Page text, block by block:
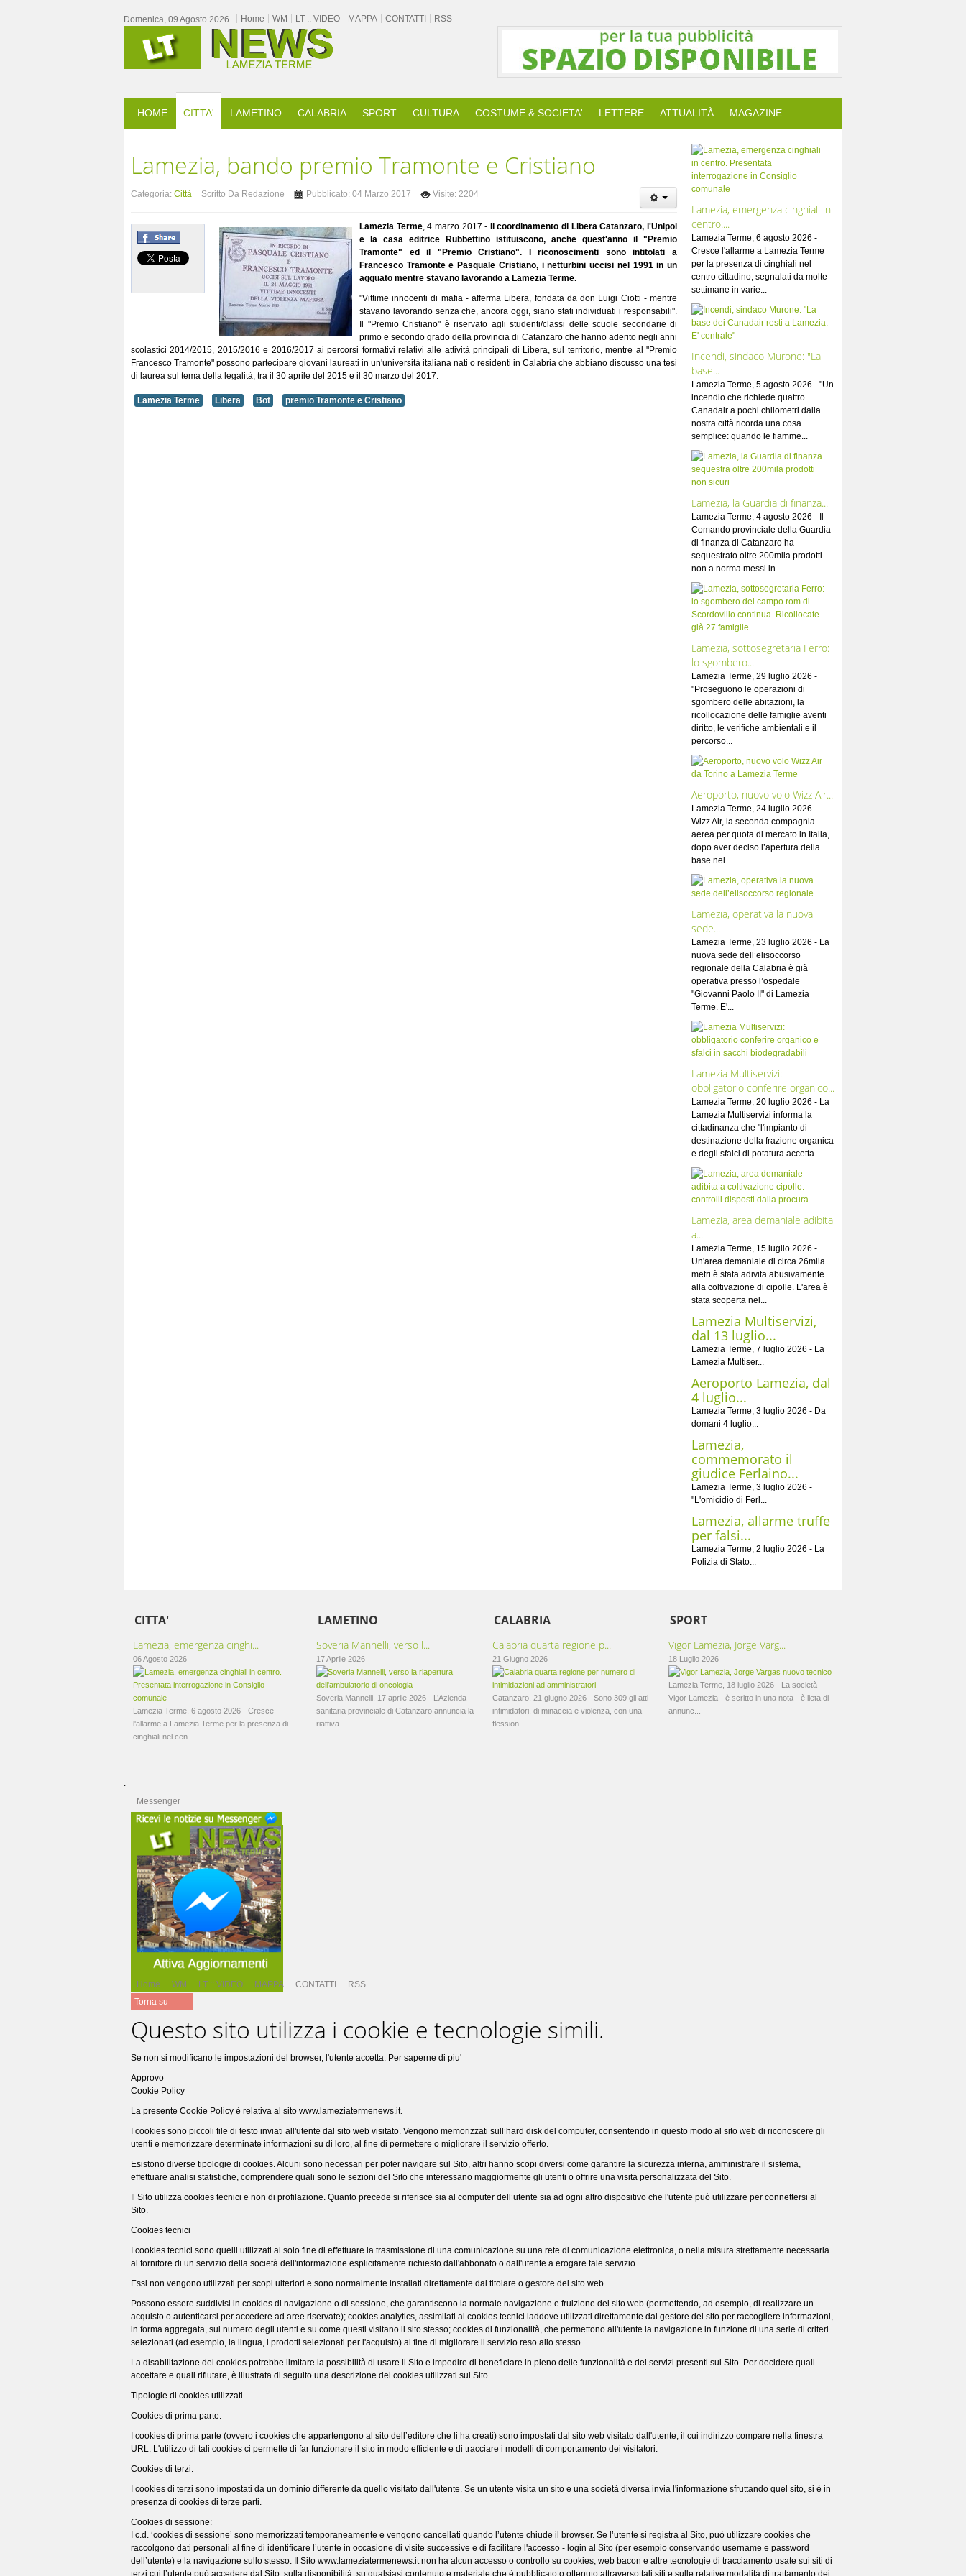
Domenica, 09 Agosto 2026 Home WM LT :: VIDEO MAPPA CONTATTI RSS
HOME CITTA' LAMETINO CALABRIA SPORT CULTURA COSTUME & SOCIETA' LETTERE ATTUALITÀ MAGAZINE
Lamezia, bando premio Tramonte e Cristiano
Categoria: Città Scritto Da Redazione Pubblicato: 04 Marzo 2017 Visite: 2204
Lamezia Terme, 4 marzo 2017 - Il coordinamento di Libera Catanzaro, l'Unipol
e la casa editrice Rubbettino istituiscono, anche quest'anno il "Premio
Tramonte" ed il "Premio Cristiano". I riconoscimenti sono intitolati a
Francesco Tramonte e Pasquale Cristiano, i netturbini uccisi nel 1991 in un
agguato mentre stavano lavorando a Lamezia Terme.
"Vittime innocenti di mafia - afferma Libera, fondata da don Luigi Ciotti - mentre
stavano lavorando senza che, ancora oggi, siano stati individuati i responsabili".
Il "Premio Cristiano" è riservato agli studenti/classi delle scuole secondarie di
primo e secondo grado della provincia di Catanzaro che hanno aderito negli anni
scolastici 2014/2015, 2015/2016 e 2016/2017 ai percorsi formativi relativi alle attività principali di Libera, sul territorio, mentre al "Premio
Francesco Tramonte" possono partecipare giovani laureati in un'università italiana nati o residenti in Calabria che abbiano discusso una tesi
di laurea sul tema della legalità, tra il 30 aprile del 2015 e il 30 marzo del 2017.
Lamezia Terme Libera Bot premio Tramonte e Cristiano
Lamezia, emergenza cinghiali in
centro....
Lamezia Terme, 6 agosto 2026 -
Cresce l'allarme a Lamezia Terme
per la presenza di cinghiali nel
centro cittadino, segnalati da molte
settimane in varie...
Incendi, sindaco Murone: "La
base...
Lamezia Terme, 5 agosto 2026 - "Un
incendio che richiede quattro
Canadair a pochi chilometri dalla
nostra città ricorda una cosa
semplice: quando le fiamme...
Lamezia, la Guardia di finanza...
Lamezia Terme, 4 agosto 2026 - Il
Comando provinciale della Guardia
di finanza di Catanzaro ha
sequestrato oltre 200mila prodotti
non a norma messi in...
Lamezia, sottosegretaria Ferro:
lo sgombero...
Lamezia Terme, 29 luglio 2026 -
"Proseguono le operazioni di
sgombero delle abitazioni, la
ricollocazione delle famiglie aventi
diritto, le verifiche ambientali e il
percorso...
Aeroporto, nuovo volo Wizz Air...
Lamezia Terme, 24 luglio 2026 -
Wizz Air, la seconda compagnia
aerea per quota di mercato in Italia,
dopo aver deciso l’apertura della
base nel...
Lamezia, operativa la nuova
sede...
Lamezia Terme, 23 luglio 2026 - La
nuova sede dell’elisoccorso
regionale della Calabria è già
operativa presso l’ospedale
"Giovanni Paolo II" di Lamezia
Terme. E'...
Lamezia Multiservizi:
obbligatorio conferire organico...
Lamezia Terme, 20 luglio 2026 - La
Lamezia Multiservizi informa la
cittadinanza che "l'impianto di
destinazione della frazione organica
e degli sfalci di potatura accetta...
Lamezia, area demaniale adibita
a...
Lamezia Terme, 15 luglio 2026 -
Un'area demaniale di circa 26mila
metri è stata adivita abusivamente
alla coltivazione di cipolle. L'area è
stata scoperta nel...
Lamezia Multiservizi,
dal 13 luglio...
Lamezia Terme, 7 luglio 2026 - La
Lamezia Multiser...
Aeroporto Lamezia, dal
4 luglio...
Lamezia Terme, 3 luglio 2026 - Da
domani 4 luglio...
Lamezia,
commemorato il
giudice Ferlaino...
Lamezia Terme, 3 luglio 2026 -
"L'omicidio di Ferl...
Lamezia, allarme truffe
per falsi...
Lamezia Terme, 2 luglio 2026 - La
Polizia di Stato...
CITTA'
Lamezia, emergenza cinghi...
06 Agosto 2026
Lamezia Terme, 6 agosto 2026 - Cresce
l'allarme a Lamezia Terme per la presenza di
cinghiali nel cen...
LAMETINO
Soveria Mannelli, verso l...
17 Aprile 2026
Soveria Mannelli, 17 aprile 2026 - L’Azienda
sanitaria provinciale di Catanzaro annuncia la
riattiva...
CALABRIA
Calabria quarta regione p...
21 Giugno 2026
Catanzaro, 21 giugno 2026 - Sono 309 gli atti
intimidatori, di minaccia e violenza, con una
flession...
SPORT
Vigor Lamezia, Jorge Varg...
18 Luglio 2026
Lamezia Terme, 18 luglio 2026 - La società
Vigor Lamezia - è scritto in una nota - è lieta di
annunc...
:
Messenger
Home WM LT :: VIDEO MAPPA CONTATTI
RSS
Torna su
Questo sito utilizza i cookie e tecnologie simili.
Se non si modificano le impostazioni del browser, l'utente accetta. Per saperne di piu'
Approvo
Cookie Policy
La presente Cookie Policy è relativa al sito www.lameziatermenews.it.
I cookies sono piccoli file di testo inviati all'utente dal sito web visitato. Vengono memorizzati sull’hard disk del computer, consentendo in questo modo al sito web di riconoscere gli
utenti e memorizzare determinate informazioni su di loro, al fine di permettere o migliorare il servizio offerto.
Esistono diverse tipologie di cookies. Alcuni sono necessari per poter navigare sul Sito, altri hanno scopi diversi come garantire la sicurezza interna, amministrare il sistema,
effettuare analisi statistiche, comprendere quali sono le sezioni del Sito che interessano maggiormente gli utenti o offrire una visita personalizzata del Sito.
Il Sito utilizza cookies tecnici e non di profilazione. Quanto precede si riferisce sia al computer dell’utente sia ad ogni altro dispositivo che l'utente può utilizzare per connettersi al
Sito.
Cookies tecnici
I cookies tecnici sono quelli utilizzati al solo fine di effettuare la trasmissione di una comunicazione su una rete di comunicazione elettronica, o nella misura strettamente necessaria
al fornitore di un servizio della società dell'informazione esplicitamente richiesto dall'abbonato o dall'utente a erogare tale servizio.
Essi non vengono utilizzati per scopi ulteriori e sono normalmente installati direttamente dal titolare o gestore del sito web.
Possono essere suddivisi in cookies di navigazione o di sessione, che garantiscono la normale navigazione e fruizione del sito web (permettendo, ad esempio, di realizzare un
acquisto o autenticarsi per accedere ad aree riservate); cookies analytics, assimilati ai cookies tecnici laddove utilizzati direttamente dal gestore del sito per raccogliere informazioni,
in forma aggregata, sul numero degli utenti e su come questi visitano il sito stesso; cookies di funzionalità, che permettono all'utente la navigazione in funzione di una serie di criteri
selezionati (ad esempio, la lingua, i prodotti selezionati per l'acquisto) al fine di migliorare il servizio reso allo stesso.
La disabilitazione dei cookies potrebbe limitare la possibilità di usare il Sito e impedire di beneficiare in pieno delle funzionalità e dei servizi presenti sul Sito. Per decidere quali
accettare e quali rifiutare, è illustrata di seguito una descrizione dei cookies utilizzati sul Sito.
Tipologie di cookies utilizzati
Cookies di prima parte:
I cookies di prima parte (ovvero i cookies che appartengono al sito dell’editore che li ha creati) sono impostati dal sito web visitato dall'utente, il cui indirizzo compare nella finestra
URL. L'utilizzo di tali cookies ci permette di far funzionare il sito in modo efficiente e di tracciare i modelli di comportamento dei visitatori.
Cookies di terzi:
I cookies di terzi sono impostati da un dominio differente da quello visitato dall'utente. Se un utente visita un sito e una società diversa invia l'informazione sfruttando quel sito, si è in
presenza di cookies di terze parti.
Cookies di sessione:
I c.d. ‘cookies di sessione’ sono memorizzati temporaneamente e vengono cancellati quando l’utente chiude il browser. Se l’utente si registra al Sito, può utilizzare cookies che
raccolgono dati personali al fine di identificare l’utente in occasione di visite successive e di facilitare l'accesso - login al Sito (per esempio conservando username e password
dell’utente) e la navigazione sullo stesso. Il Sito www.lameziatermenews.it non ha alcun accesso o controllo su cookies, web bacon e altre tecnologie di tracciamento usate sui siti di
terzi cui l’utente può accedere dal Sito, sulla disponibilità, su qualsiasi contenuto e materiale che è pubblicato o ottenuto attraverso tali siti e sulle relative modalità di trattamento dei